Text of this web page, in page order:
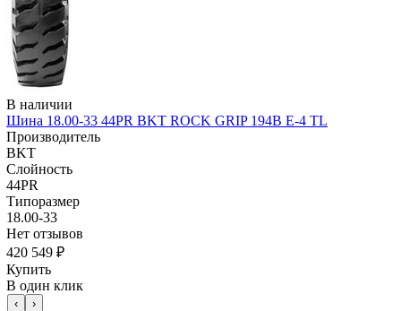
В наличии
Шина 18.00-33 44PR BKT ROCK GRIP 194B E-4 TL
Производитель
BKT
Слойность
44PR
Типоразмер
18.00-33
Нет отзывов
420 549 ₽
Купить
В один клик
‹ ›